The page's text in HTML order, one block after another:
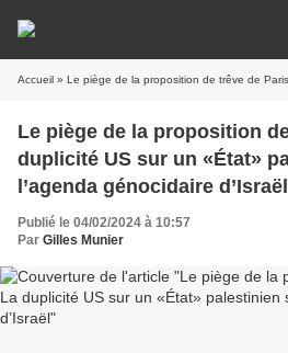
Accueil » Le piège de la proposition de trêve de Paris : La duplicité US sur un
Le piège de la proposition
duplicité US sur un «État»
l’agenda génocidaire d’Israël
Publié le 04/02/2024 à 10:57
Par Gilles Munier